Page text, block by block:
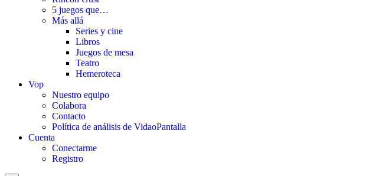
5 juegos que…
Más allá
Series y cine
Libros
Juegos de mesa
Teatro
Hemeroteca
Vop
Nuestro equipo
Colabora
Contacto
Política de análisis de VidaoPantalla
Cuenta
Conectarme
Registro